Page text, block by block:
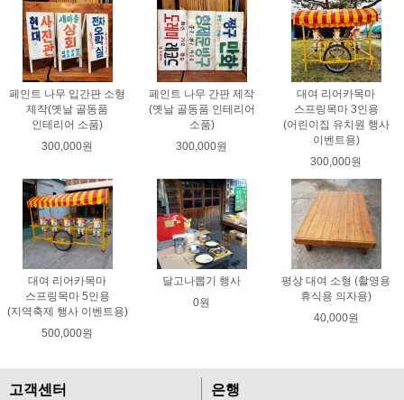
페인트 나무 입간판 소형
제작(옛날 골동품
인테리어 소품)
300,000원
페인트 나무 간판 제작
(옛날 골동품 인테리어
소품)
300,000원
대여 리어카목마
스프링목마 3인용
(어린이집 유치원 행사
이벤트용)
300,000원
대여 리어카목마
스프링목마 5인용
(지역축제 행사 이벤트용)
500,000원
달고나뽑기 행사
0원
평상 대여 소형 (촬영용
휴식용 의자용)
40,000원
고객센터 은행